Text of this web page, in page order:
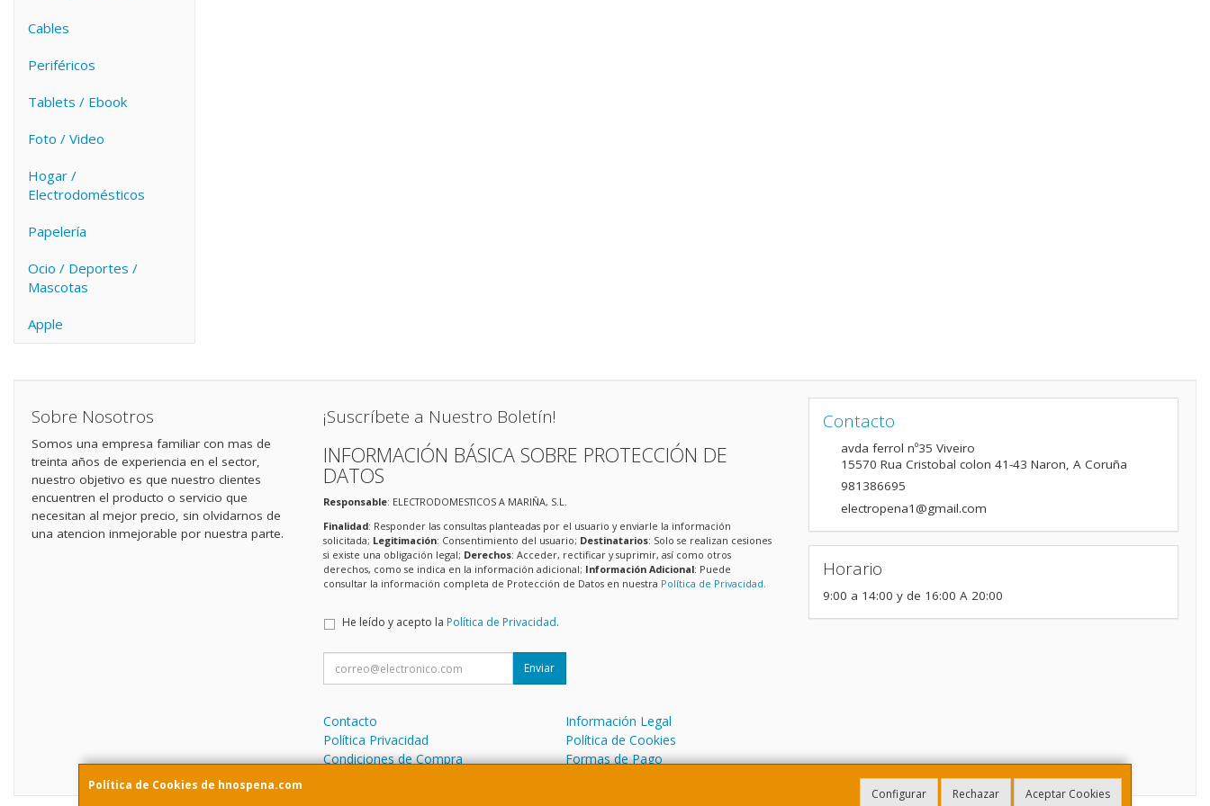
Cables
Periféricos
Tablets / Ebook
Foto / Video
Hogar /
Electrodomésticos
Papelería
Ocio / Deportes /
Mascotas
Apple
Política de Cookies de hnospena.com
Configurar Rechazar Aceptar Cookies
Sobre Nosotros
Somos una empresa familiar con mas de
treinta años de experiencia en el sector,
nuestro objetivo es que nuestro clientes
encuentren el producto o servicio que
necesitan al mejor precio, sin olvidarnos de
una atencion inmejorable por nuestra parte.
¡Suscríbete a Nuestro Boletín!
INFORMACIÓN BÁSICA SOBRE PROTECCIÓN DE
DATOS
Responsable: ELECTRODOMESTICOS A MARIÑA, S.L.
Finalidad: Responder las consultas planteadas por el usuario y enviarle la información
solicitada; Legitimación: Consentimiento del usuario; Destinatarios: Solo se realizan cesiones
si existe una obligación legal; Derechos: Acceder, rectificar y suprimir, así como otros
derechos, como se indica en la información adicional; Información Adicional: Puede
consultar la información completa de Protección de Datos en nuestra Política de Privacidad
He leído y acepto la Política de Privacidad.
Enviar
Contacto
Información Legal
Política Privacidad
Política de Cookies
Condiciones de Compra
Formas de Pago
Contacto
avda ferrol nº35 Viveiro
15570 Rua Cristobal colon 41-43 Naron A Coruña
981386695
electropena1@gmail.com
Horario
9:00 a 14:00 y de 16:00 A 20:00